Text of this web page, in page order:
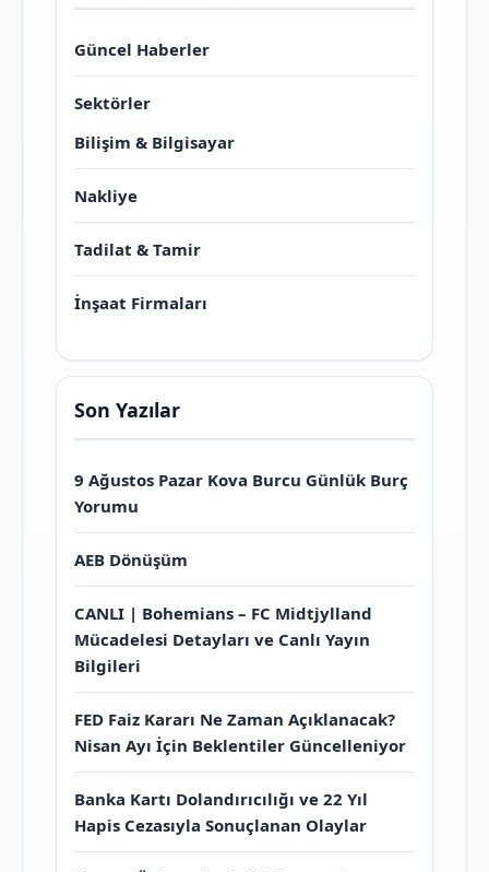
Güncel Haberler
Sektörler
Bilişim & Bilgisayar
Nakliye
Tadilat & Tamir
İnşaat Firmaları
Son Yazılar
9 Ağustos Pazar Kova Burcu Günlük Burç
Yorumu
AEB Dönüşüm
CANLI | Bohemians – FC Midtjylland
Mücadelesi Detayları ve Canlı Yayın
Bilgileri
FED Faiz Kararı Ne Zaman Açıklanacak?
Nisan Ayı İçin Beklentiler Güncelleniyor
Banka Kartı Dolandırıcılığı ve 22 Yıl
Hapis Cezasıyla Sonuçlanan Olaylar